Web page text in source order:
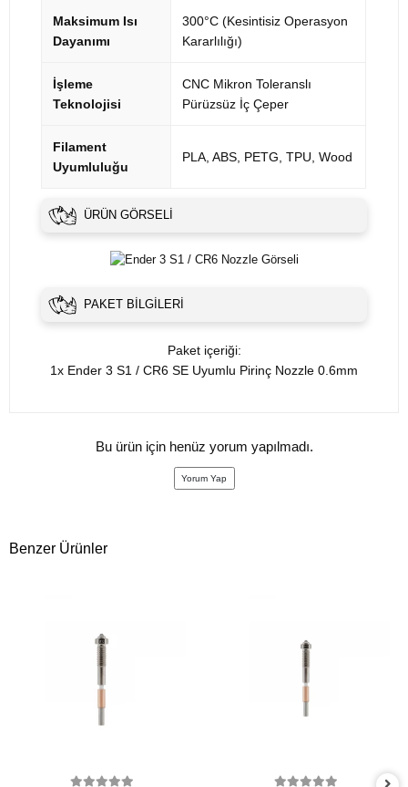
Maksimum Isı
Dayanımı
300°C (Kesintisiz Operasyon
Kararlılığı)
İşleme
Teknolojisi
CNC Mikron Toleranslı
Pürüzsüz İç Çeper
Filament
Uyumluluğu
PLA, ABS, PETG, TPU, Wood
ÜRÜN GÖRSELI
PAKET BILGILERI
Paket içeriği:
1x Ender 3 S1 / CR6 SE Uyumlu Pirinç Nozzle 0.6mm
Bu ürün için henüz yorum yapılmadı.
Yorum Yap
Benzer Ürünler